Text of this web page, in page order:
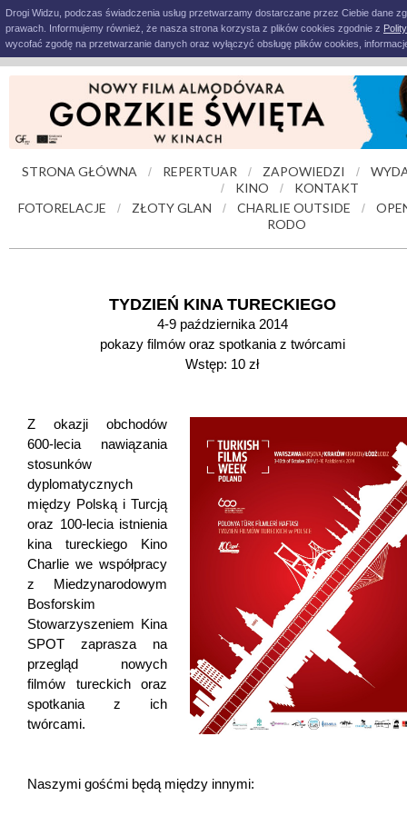
Drogi Widzu, podczas świadczenia usług przetwarzamy dostarczane przez Ciebie dane
prawach. Informujemy również, że nasza strona korzysta z plików cookies zgodnie z
wycofać zgodę na przetwarzanie danych oraz wyłączyć obsługę plików cookies,
STRONA GŁÓWNA / REPERTUAR / ZAPOWIEDZI /
/ KINO /
KONTAKT
FOTORELACJE
/ ZŁOTY GLAN / CHARLIE OUTSIDE /
RODO
TYDZIEŃ KINA TURECKIEGO
4-9 października 2014
pokazy filmów oraz spotkania z twórcami
Wstęp: 10 zł
Z okazji obchodów
600-lecia nawiązania
stosunków
dyplomatycznych
między Polską i Turcją
oraz 100-lecia istnienia
kina tureckiego Kino
Charlie we współpracy
z Miedzynarodowym
Bosforskim
Stowarzyszeniem Kina
SPOT zaprasza na
przegląd nowych
filmów tureckich oraz
spotkania z ich
twórcami.
Naszymi gośćmi będą między innymi: